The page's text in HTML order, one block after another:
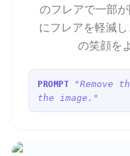
のフレアで一部
にフレアを軽減
の笑顔を
PROMPT
"Remove
the image."